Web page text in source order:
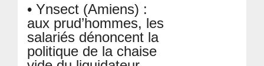
• Ynsect (Amiens) :
aux prud’hommes, les
salariés dénoncent la
politique de la chaise